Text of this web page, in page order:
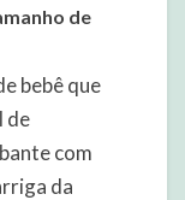
de
bebê que
de
com
da